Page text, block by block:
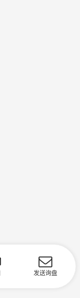
发送询盘